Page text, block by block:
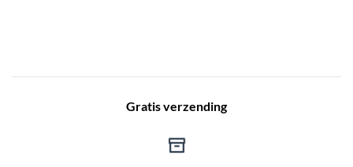
Gratis verzending